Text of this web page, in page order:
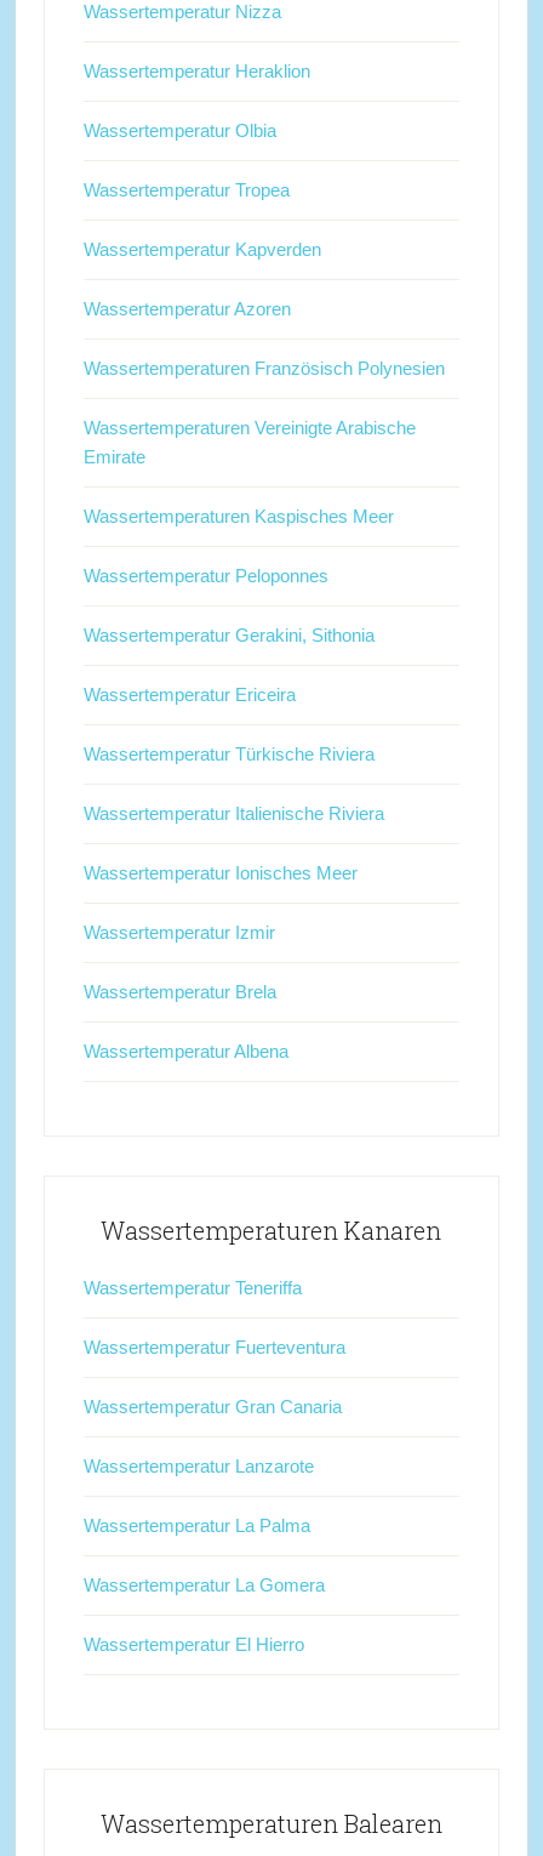
Wassertemperatur Nizza
Wassertemperatur Heraklion
Wassertemperatur Olbia
Wassertemperatur Tropea
Wassertemperatur Kapverden
Wassertemperatur Azoren
Wassertemperaturen Französisch Polynesien
Wassertemperaturen Vereinigte Arabische
Emirate
Wassertemperaturen Kaspisches Meer
Wassertemperatur Peloponnes
Wassertemperatur Gerakini, Sithonia
Wassertemperatur Ericeira
Wassertemperatur Türkische Riviera
Wassertemperatur Italienische Riviera
Wassertemperatur Ionisches Meer
Wassertemperatur Izmir
Wassertemperatur Brela
Wassertemperatur Albena
Wassertemperaturen Kanaren
Wassertemperatur Teneriffa
Wassertemperatur Fuerteventura
Wassertemperatur Gran Canaria
Wassertemperatur Lanzarote
Wassertemperatur La Palma
Wassertemperatur La Gomera
Wassertemperatur El Hierro
Wassertemperaturen Balearen